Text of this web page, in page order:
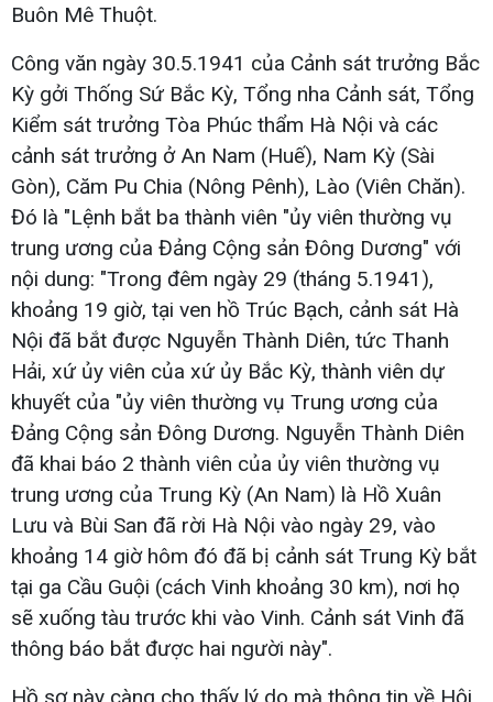
Buôn Mê Thuột.
Công văn ngày 30.5.1941 của Cảnh sát trưởng Bắc
Kỳ gởi Thống Sứ Bắc Kỳ, Tổng nha Cảnh sát, Tổng
Kiểm sát trưởng Tòa Phúc thẩm Hà Nội và các
cảnh sát trưởng ở An Nam (Huế), Nam Kỳ (Sài
Gòn), Căm Pu Chia (Nông Pênh), Lào (Viên Chăn).
Đó là "Lệnh bắt ba thành viên "ủy viên thường vụ
trung ương của Đảng Cộng sản Đông Dương" với
nội dung: "Trong đêm ngày 29 (tháng 5.1941),
khoảng 19 giờ, tại ven hồ Trúc Bạch, cảnh sát Hà
Nội đã bắt được Nguyễn Thành Diên, tức Thanh
Hải, xứ ủy viên của xứ ủy Bắc Kỳ, thành viên dự
khuyết của "ủy viên thường vụ Trung ương của
Đảng Cộng sản Đông Dương. Nguyễn Thành Diên
đã khai báo 2 thành viên của ủy viên thường vụ
trung ương của Trung Kỳ (An Nam) là Hồ Xuân
Lưu và Bùi San đã rời Hà Nội vào ngày 29, vào
khoảng 14 giờ hôm đó đã bị cảnh sát Trung Kỳ bắt
tại ga Cầu Guội (cách Vinh khoảng 30 km), nơi họ
sẽ xuống tàu trước khi vào Vinh. Cảnh sát Vinh đã
thông báo bắt được hai người này".
Hồ sơ này càng cho thấy lý do mà thông tin về Hội